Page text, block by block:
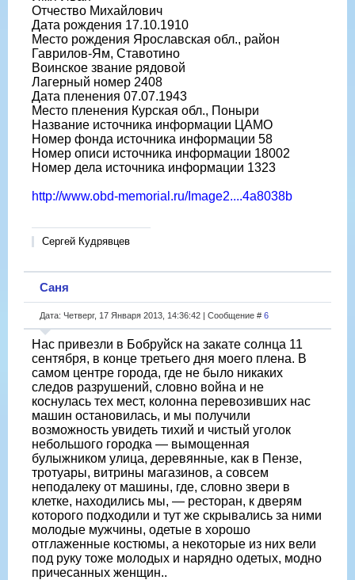
Отчество Михайлович
Дата рождения 17.10.1910
Место рождения Ярославская обл., район
Гаврилов-Ям, Ставотино
Воинское звание рядовой
Лагерный номер 2408
Дата пленения 07.07.1943
Место пленения Курская обл., Поныри
Название источника информации ЦАМО
Номер фонда источника информации 58
Номер описи источника информации 18002
Номер дела источника информации 1323
http://www.obd-memorial.ru/Image2....4a8038b
Сергей Кудрявцев
Саня
Дата: Четверг, 17 Января 2013, 14:36:42 | Сообщение # 6
Нас привезли в Бобруйск на закате солнца 11
сентября, в конце третьего дня моего плена. В
самом центре города, где не было никаких
следов разрушений, словно война и не
коснулась тех мест, колонна перевозивших нас
машин остановилась, и мы получили
возможность увидеть тихий и чистый уголок
небольшого городка — вымощенная
булыжником улица, деревянные, как в Пензе,
тротуары, витрины магазинов, а совсем
неподалеку от машины, где, словно звери в
клетке, находились мы, — ресторан, к дверям
которого подходили и тут же скрывались за ними
молодые мужчины, одетые в хорошо
отглаженные костюмы, а некоторые из них вели
под руку тоже молодых и нарядно одетых, модно
причесанных женщин..